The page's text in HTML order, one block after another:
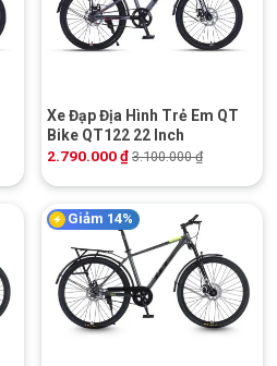
Xe Đạp Địa Hình Trẻ Em QT
Bike QT122 22 Inch
2.790.000₫ 3.100.000₫
Giảm 14%